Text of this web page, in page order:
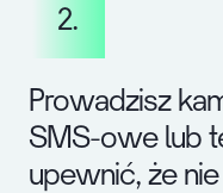
2.
Prowadzisz
SMS-owe lub
upewnić, że